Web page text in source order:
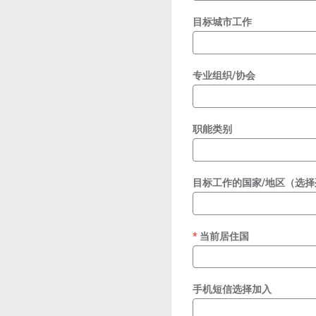
目标城市工作
专业组织/协会
职能类别
目标工作的国家/地区（选
当前居住国
required
手机短信选择加入